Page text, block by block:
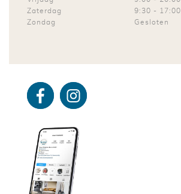
Zaterdag
9:30 -
17:00
Zondag
Gesloten
Facebo
ok
Instagra
m